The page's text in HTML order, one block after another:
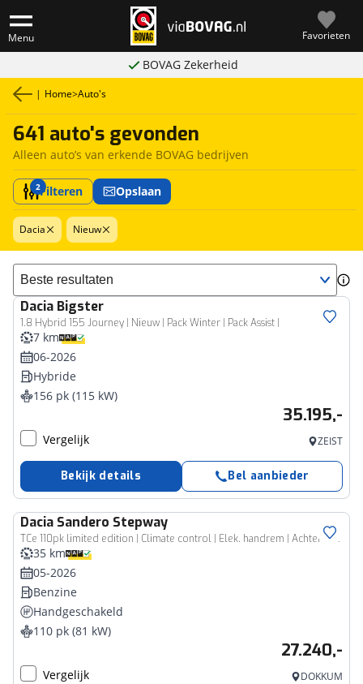
Menu Favorieten
BOVAG Zekerheid
| Home>Auto's
641 auto's gevonden
Alleen auto’s van erkende BOVAG bedrijven
2Filteren Opslaan
Dacia Nieuw
Sorteer resultaten
Dacia Bigster
1.8 Hybrid 155 Journey | Nieuw | Pack Winter | Pack Assist |
7 km
06-2026
Hybride
156 pk (115 kW)
35.195,-
Vergelijk ZEIST
Bekijk details Bel aanbieder
Dacia Sandero Stepway
TCe 110pk limited edition | Climate control | Elek. handrem | Achteruitrijcamera | Cruise control |
35 km
05-2026
Benzine
Handgeschakeld
110 pk (81 kW)
27.240,-
Vergelijk DOKKUM